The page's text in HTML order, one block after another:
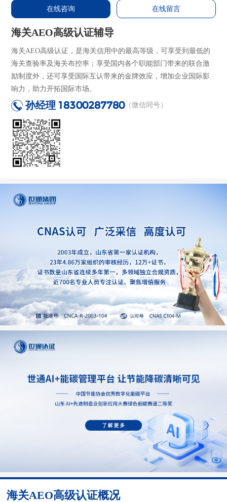
海关AEO高级认证辅导
海关AEO高级认证，是海关信用中的最高等级，可享受到最低的
海关查验率及海关布控率；享受国内各个职能部门带来的联合激
励制度外，还可享受国际互认带来的金牌效应，增加企业国际影
响力，助力开拓国际市场。
孙经理 18300287780（微信同号）
在线咨询 在线留言
海关AEO高级认证概况